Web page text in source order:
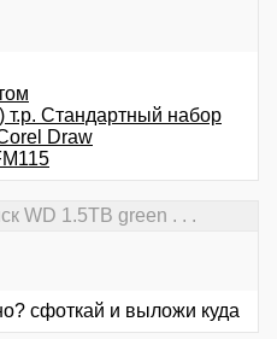
т.р. Стандартный набор
Draw
WD 1.5TB green . . .
сфоткай и выложи куда